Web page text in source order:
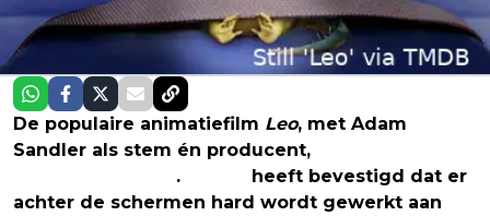
De populaire animatiefilm Leo, met Adam
Sandler als stem én producent,
.
heeft bevestigd dat er
achter de schermen hard wordt gewerkt aan